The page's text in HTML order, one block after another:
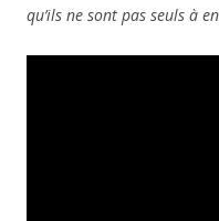
qu’ils ne sont pas seuls à